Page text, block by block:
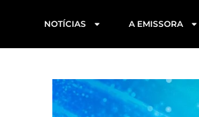
NOTÍCIAS A EMISSORA